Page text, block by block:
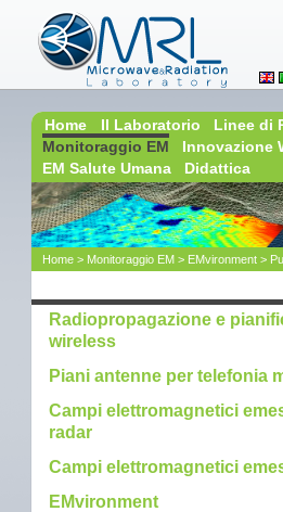
Home Il Laboratorio Linee di
Monitoraggio EM
Innovazione
EM Salute Umana
Didattica
Home > Monitoraggio EM > EMvironment >
Navigazione
Radiopropagazione e
wireless
Piani antenne per telefonia
Campi elettromagnetici
radar
Campi elettromagnetici
EMvironment